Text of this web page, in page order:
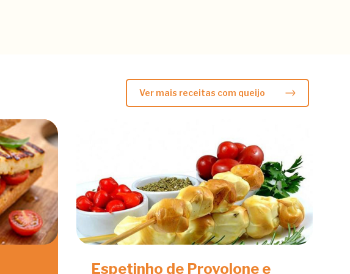
Ver mais receitas com queijo
Espetinho de Provolone e